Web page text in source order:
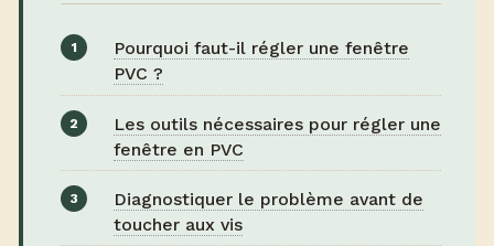
Pourquoi faut-il régler une fenêtre
PVC ?
Les outils nécessaires pour régler une
fenêtre en PVC
Diagnostiquer le problème avant de
toucher aux vis